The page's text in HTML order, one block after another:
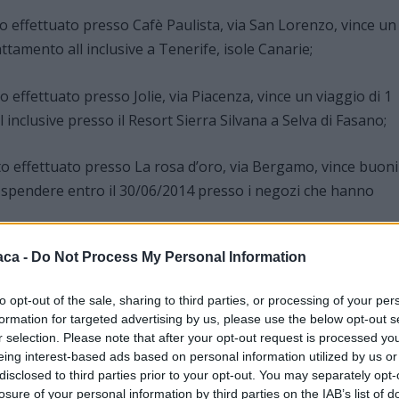
- Do Not Process My Personal Information
opt-out of the sale, sharing to third parties, or processing of your
for targeted advertising by us, please use the below opt-out
selection. Please note that after your opt-out request is processed
interest-based ads based on personal information utilized by us
to third parties prior to your opt-out. You may separately
of your personal information by third parties on the IAB’s list of
effettuato presso Cafè Paulista, via San Lorenzo, vince un
all inclusive a Tenerife, isole Canarie;
effettuato presso Jolie, via Piacenza, vince un viaggio di 1
presso il Resort Sierra Silvana a Selva di Fasano;
effettuato presso La rosa d’oro, via Bergamo, vince buoni
entro il 30/06/2014 presso i negozi che hanno
effettuato presso Mcs Marlboro, via San Lorenzo,
1.500 da spendere entro il 30/06/2014 presso i negozi
presso Duca’s, vince buoni spesa del valore
06/2014 presso i negozi che hanno partecipato